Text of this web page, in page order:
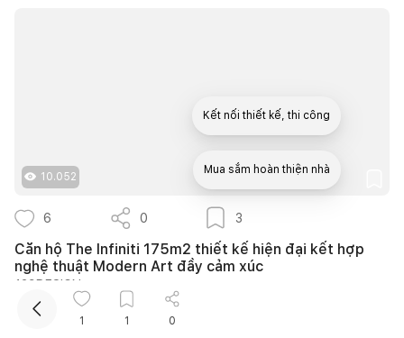
10.052
6 0 3
Căn hộ The Infiniti 175m2 thiết kế hiện đại kết hợp
nghệ thuật Modern Art đầy cảm xúc
139DESIGN
1 1 0
Kết nối thiết kế, thi công
Mua sắm hoàn thiện nhà